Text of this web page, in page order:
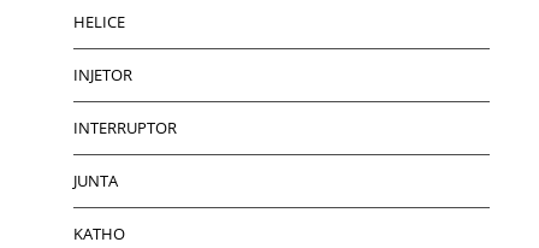
HELICE
INJETOR
INTERRUPTOR
JUNTA
KATHO